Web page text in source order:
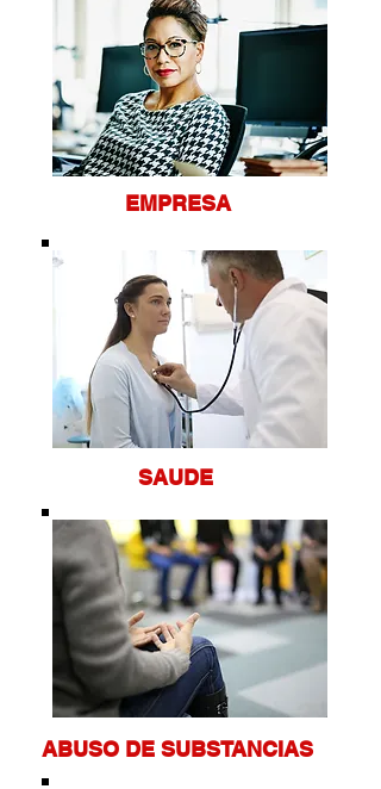
EMPRESA
SAUDE
ABUSO DE SUBSTANCIAS